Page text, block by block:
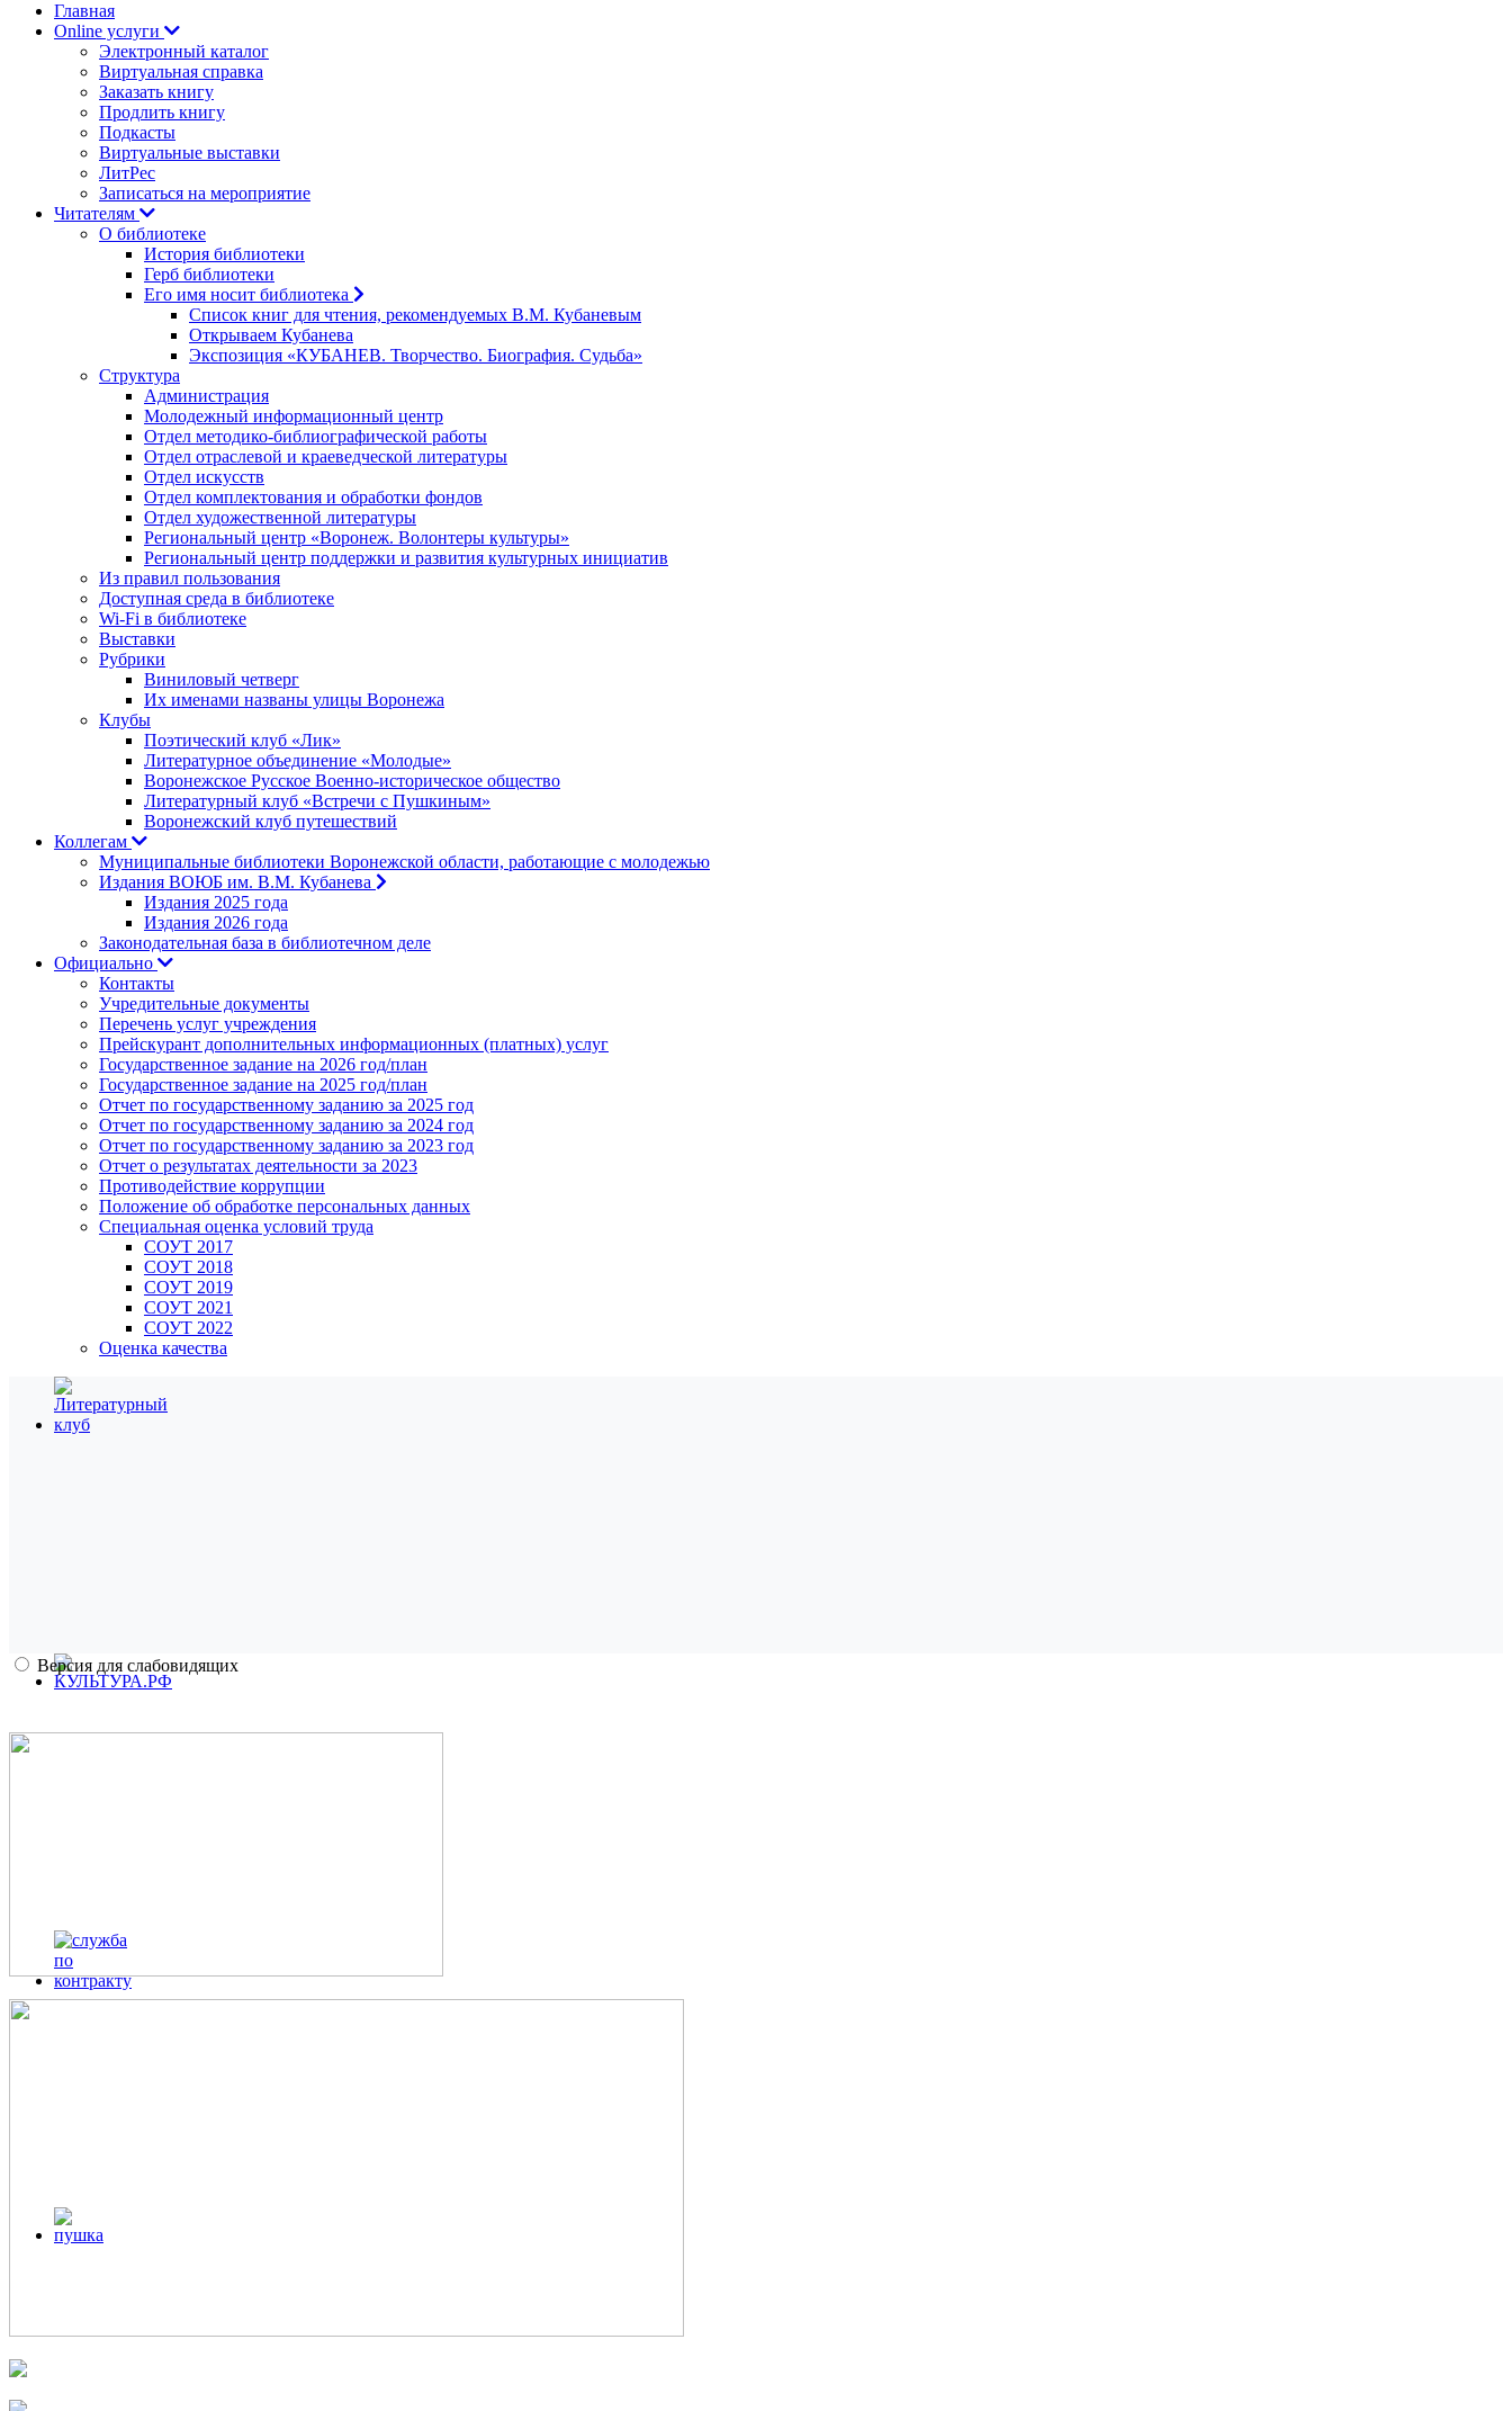
Главная
Online услуги
Электронный каталог
Виртуальная справка
Заказать книгу
Продлить книгу
Подкасты
Виртуальные выставки
ЛитРес
Записаться на мероприятие
Читателям
О библиотеке
История библиотеки
Герб библиотеки
Его имя носит библиотека
Список книг для чтения, рекомендуемых В.М. Кубаневым
Открываем Кубанева
Экспозиция «КУБАНЕВ. Творчество. Биография. Судьба»
Структура
Администрация
Молодежный информационный центр
Отдел методико-библиографической работы
Отдел отраслевой и краеведческой литературы
Отдел искусств
Отдел комплектования и обработки фондов
Отдел художественной литературы
Региональный центр «Воронеж. Волонтеры культуры»
Региональный центр поддержки и развития культурных инициатив
Из правил пользования
Доступная среда в библиотеке
Wi-Fi в библиотеке
Выставки
Рубрики
Виниловый четверг
Их именами названы улицы Воронежа
Клубы
Поэтический клуб «Лик»
Литературное объединение «Молодые»
Воронежское Русское Военно-историческое общество
Литературный клуб «Встречи с Пушкиным»
Воронежский клуб путешествий
Коллегам
Муниципальные библиотеки Воронежской области, работающие с молодежью
Издания ВОЮБ им. В.М. Кубанева
Издания 2025 года
Издания 2026 года
Законодательная база в библиотечном деле
Официально
Контакты
Учредительные документы
Перечень услуг учреждения
Прейскурант дополнительных информационных (платных) услуг
Государственное задание на 2026 год/план
Государственное задание на 2025 год/план
Отчет по государственному заданию за 2025 год
Отчет по государственному заданию за 2024 год
Отчет по государственному заданию за 2023 год
Отчет о результатах деятельности за 2023
Противодействие коррупции
Положение об обработке персональных данных
Специальная оценка условий труда
СОУТ 2017
СОУТ 2018
СОУТ 2019
СОУТ 2021
СОУТ 2022
Оценка качества
Версия для слабовидящих